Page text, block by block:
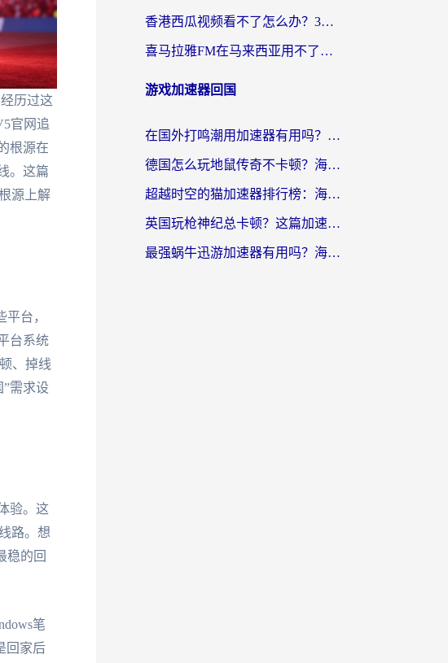
历过这
官网追
根源在
。这篇
源上解
台，
台系统
、掉线
需求设
验。这
路。想
稳的回
笔
回家后
香港西瓜视频看不了怎么办？3步解决海外追剧难题，附靠谱加速器推荐
喜马拉雅FM在马来西亚用不了怎么办？海外华人亲测有效的回国加速指南
游戏加速器回国
在国外打鸣潮用加速器有用吗？安全吗？海外玩家国服游戏加速全指南
德国怎么玩地鼠传奇不卡顿？海外党国服游戏加速全攻略（含战双EVE实用指南）
超越时空的猫加速器排行榜：海外党国服游戏不卡顿的终极选择指南
英国玩枪神纪总卡顿？这篇加速器选择指南帮你告别延迟（附实测推荐）
最强蜗牛迅游加速器有用吗？海外玩家国服游戏加速避坑指南（附德国玩忍者必须死3流星蝴蝶剑解决办法）